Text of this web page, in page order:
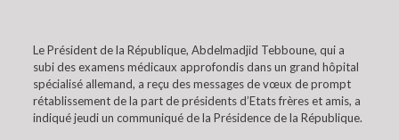
Le Président de la République, Abdelmadjid Tebboune, qui a
subi des examens médicaux approfondis dans un grand hôpital
spécialisé allemand, a reçu des messages de vœux de prompt
rétablissement de la part de présidents d’Etats frères et amis, a
indiqué jeudi un communiqué de la Présidence de la République.